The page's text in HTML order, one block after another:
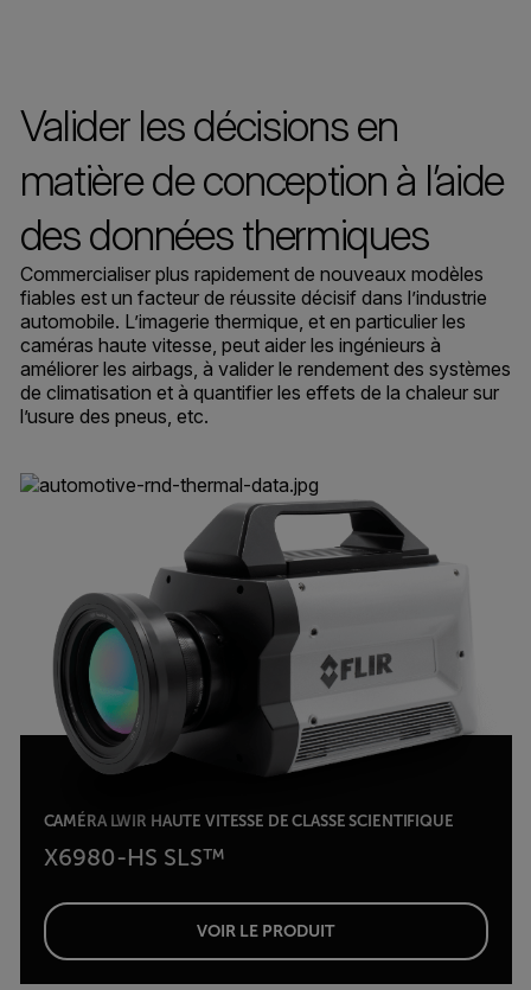
Valider les décisions en
matière de conception à l’aide
des données thermiques
Commercialiser plus rapidement de nouveaux modèles
fiables est un facteur de réussite décisif dans l’industrie
automobile. L’imagerie thermique, et en particulier les
caméras haute vitesse, peut aider les ingénieurs à
améliorer les airbags, à valider le rendement des systèmes
de climatisation et à quantifier les effets de la chaleur sur
l’usure des pneus, etc.
CAMÉRA LWIR HAUTE VITESSE DE CLASSE SCIENTIFIQUE
X6980-HS SLS™
VOIR LE PRODUIT